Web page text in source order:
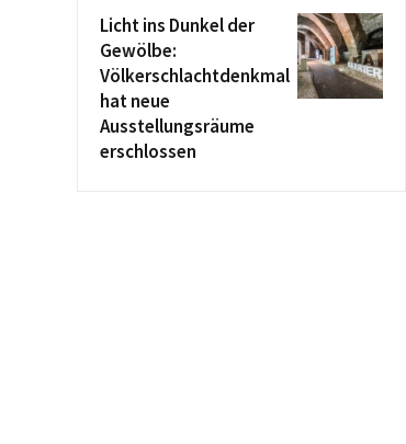
Licht ins Dunkel der
Gewölbe:
Völkerschlachtdenkmal
hat neue
Ausstellungsräume
erschlossen